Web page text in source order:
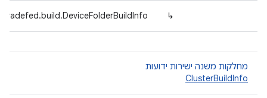
↳
מחלקות משנה ישירות ידועות
ClusterBuildInfo